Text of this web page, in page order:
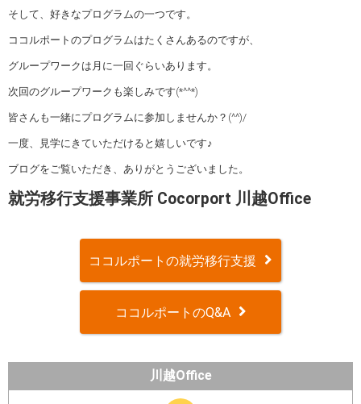
そして、好きなプログラムの一つです。
ココルポートのプログラムはたくさんあるのですが、
グループワークは月に一回ぐらいあります。
次回のグループワークも楽しみです(*^^*)
皆さんも一緒にプログラムに参加しませんか？(^^)/
一度、見学にきていただけると嬉しいです♪
ブログをご覧いただき、ありがとうございました。
就労移行支援事業所 Cocorport 川越Office
ココルポートの就労移行支援
ココルポートのQ&A
川越Office